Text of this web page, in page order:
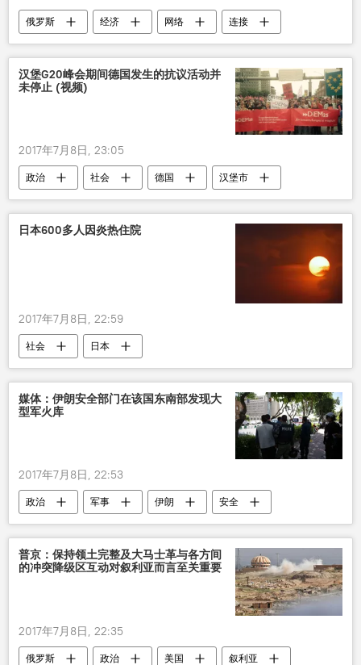
俄罗斯 经济 网络
连接
俄通信部
汉堡G20峰会期间德国发生的抗议活动并
未停止 (视频)
2017年7月8日, 23:05
政治 社会 德国
汉堡市
G20峰会
抗议活动
日本600多人因炎热住院
2017年7月8日, 22:59
社会 日本
媒体：伊朗安全部门在该国东南部发现大
型军火库
2017年7月8日, 22:53
政治 军事 伊朗
安全
武器
普京：保持领土完整及大马士革与各方间
的冲突降级区互动对叙利亚而言至关重要
2017年7月8日, 22:35
俄罗斯 政治 美国
叙利亚